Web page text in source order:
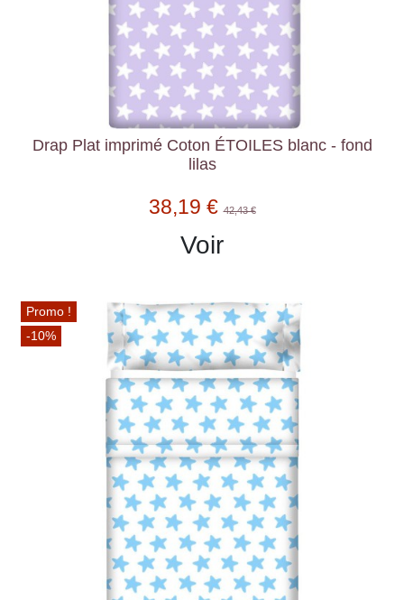
Drap Plat imprimé Coton ÉTOILES blanc - fond
lilas
38,19 €42,43 €
Voir
Promo !
-10%